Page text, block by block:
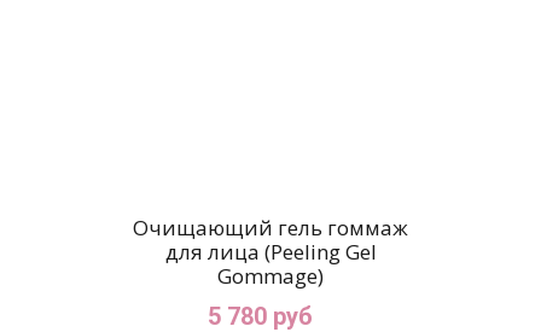
Очищающий гель гоммаж
для лица (Peeling Gel
Gommage)
5 780 руб